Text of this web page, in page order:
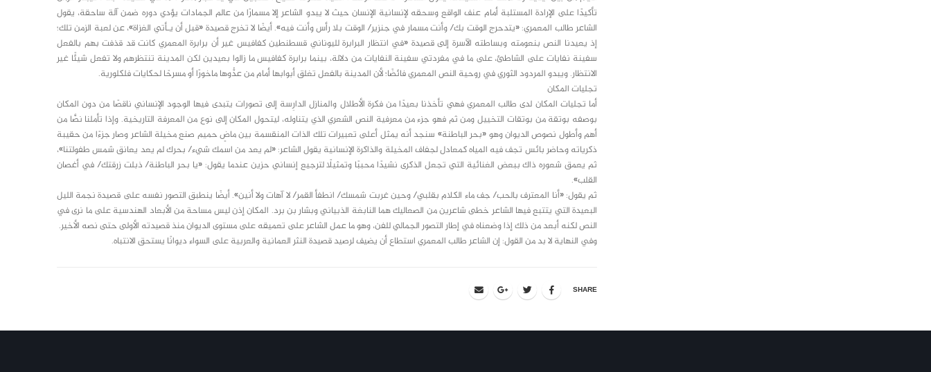
تأكيدًا على الإرادة المستلبة أمام عنف الواقع وسحقه لإنسانية الإنسان حيث لا يبدو الشاعر إلا مسمارًا من عالم الجمادات يؤدي دوره ضمن آلة ساحقة، يقول
الشاعر طالب المعمري: «يتدحرج الوقت بك/ وأنت مسمار في جنزير/ الوقت بلا رأس وأنت فيه». أيضًا لا تخرج قصيدة «قبل أن يـأتي الغزاة»، عن لعبة الزمن تلك؛
إذ يعيدنا النص بنعومته وبساطته الآسرة إلى قصيدة «في انتظار البرابرة لليوناني قسطنطين كفافيس غير أن برابرة المعمري كانت قد قذفت بهم بالفعل
سفينة نفايات على الشاطئ، على ما في مفردتي سفينة النفايات من دلالة، بينما برابرة كفافيس ما زالوا بعيدين لكن المدينة تنتظرهم ولا تفعل شيئًا غير
الانتظار. ويبدو المردود الثوري في روحية النص المعمري فائضًا؛ لأن المدينة بالفعل تغلق أبوابها أمام من عدُّوها ماخورًا أو مسرحًا لحكايات فلكلورية.
تجليات المكان
أما تجليات المكان لدى طالب المعمري فهي تأخذنا بعيدًا من فكرة الأطلال والمنازل الدارِسة إلى تصورات يتبدى فيها الوجود الإنساني ناقصًا من دون المكان
بوصفه بوتقة من بوتقات التخييل ومن ثم فهو جزء من معرفية النص الشعري الذي يتناوله، ليتحول المكان إلى نوع من المعرفة التاريخية. وإذا تأملنا نصًّا من
أهم وأطول نصوص الديوان وهو «بحر الباطنة» سنجد أنه يمثل أعلى تعبيرات تلك الذات المنقسمة بين ماضٍ حميم صنع مخيلة الشاعر وصار جزءًا من حقيبة
ذكرياته وحاضر بائس تجف فيه المياه كمعادل لجفاف المخيلة والذاكرة الإنسانية يقول الشاعر: «لم يعد من اسمك شيء/ بحرك لم يعد يعانق شمس طفولتنا»،
ثم يعمق شعوره ذاك ببعض الغنائية التي تجعل الذكرى نشيدًا محببًا وتمثيلًا لترجيع إنساني حزين عندما يقول: «يا بحر الباطنة/ ذبلت زرقتك/ في أغصان
القلب».
ثم يقول: «أنا المعترف بالحب/ جف ماء الكلام بقلبي/ وحين غربت شمسك/ انطفأ القمر/ لا آهات ولا أنين». أيضًا ينطبق التصور نفسه على قصيدة نجمة الليل
البعيدة التي يتتبع فيها الشاعر خطى شاعرين من الصعاليك هما النابغة الذبياني وبشار بن برد. المكان إذن ليس مساحة من الأبعاد الهندسية على ما نرى في
النص لكنه أبعد من ذلك إذا وضعناه في إطار التصور الجمالي للفن، وهو ما عمل الشاعر على تعميقه على مستوى الديوان منذ قصيدته الأولى حتى نصه الأخير.
وفي النهاية لا بد من القول: إن الشاعر طالب المعمري استطاع أن يضيف لرصيد قصيدة النثر العمانية والعربية على السواء ديوانًا يستحق الانتباه.
SHARE